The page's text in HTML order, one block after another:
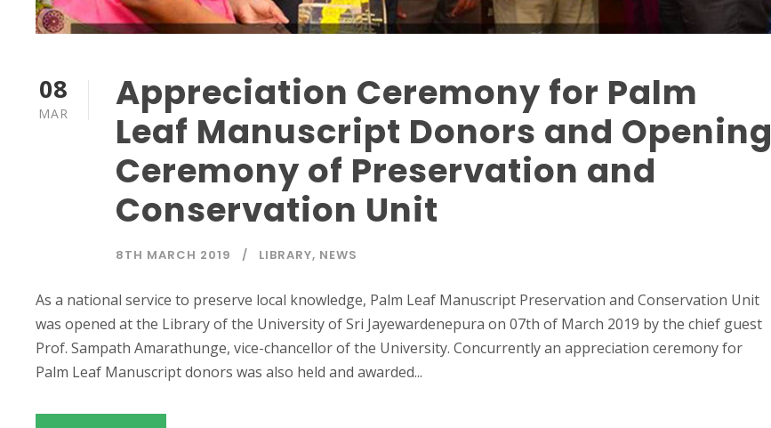
08
MAR
Appreciation Ceremony for Palm
Leaf Manuscript Donors and Opening
Ceremony of Preservation and
Conservation Unit
8TH MARCH 2019 LIBRARY, NEWS
As a national service to preserve local knowledge, Palm Leaf Manuscript Preservation and Conservation Unit
was opened at the Library of the University of Sri Jayewardenepura on 07th of March 2019 by the chief guest
Prof. Sampath Amarathunge, vice-chancellor of the University. Concurrently an appreciation ceremony for
Palm Leaf Manuscript donors was also held and awarded...